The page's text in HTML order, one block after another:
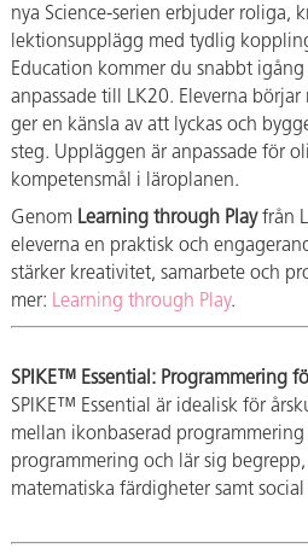
nya Science-serien erbjuder roliga,
lektionsupplägg med tydlig
Education kommer du snabbt
anpassade till LK20. Eleverna
ger en känsla av att lyckas och
steg. Uppläggen är anpassade för
kompetensmål i läroplanen.
Genom Learning through Playfrån
eleverna en praktisk och
stärker kreativitet, samarbete och
mer: Learning through Play.
SPIKE™ Essential: Programmering
SPIKE™ Essential är idealisk för
mellan ikonbaserad programmering
programmering och lär sig
matematiska färdigheter samt